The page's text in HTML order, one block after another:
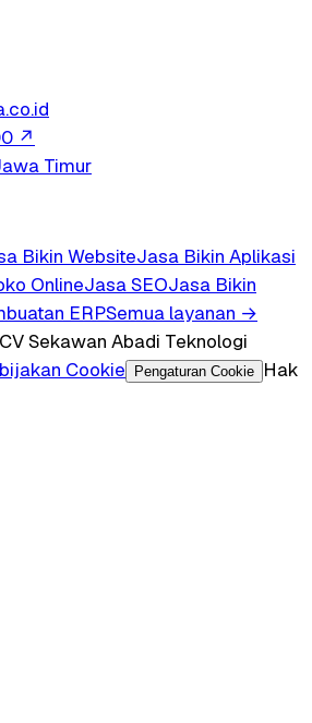
↗
Timur
Bikin WebsiteJasa Bikin Aplikasi
OnlineJasa SEOJasa Bikin
ERPSemua layanan →
Sekawan Abadi Teknologi
Cookie Pengaturan Cookie
Hak